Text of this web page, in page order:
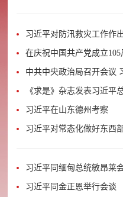
记重要指示批示精神充分
防汛救灾中的作用的通知
习近平对防汛救灾工作作
在庆祝中国共产党成立
中共中央政治局召开会议
《求是》杂志发表习近平
习近平在山东德州考察
习近平对常态化做好东西
要指示
习近平同缅甸总统敏昂莱
习近平同金正恩举行会谈